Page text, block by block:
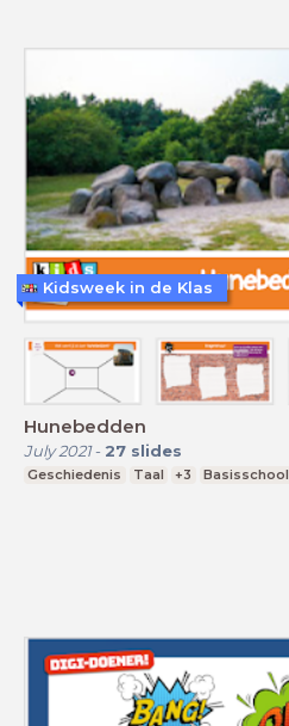
Hunebedden
July 2021- 27 slides
Geschiedenis Taal +3 Basisschool
Kidsweek in de Klas